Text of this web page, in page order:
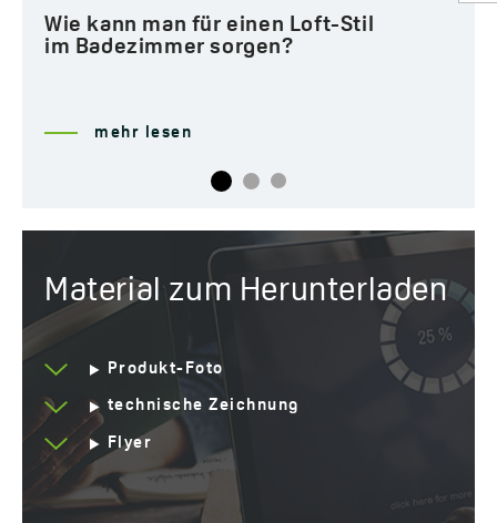
Natur, Farbe und Zeit im
Badezimmer
mehr lesen
Material zum Herunterladen
Produkt-Foto
technische Zeichnung
Flyer